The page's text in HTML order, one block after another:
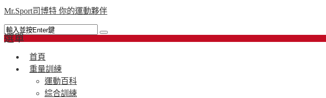
Mr.Sport司博特 你的運動夥伴
選單
首頁
重量訓練
運動百科
綜合訓練